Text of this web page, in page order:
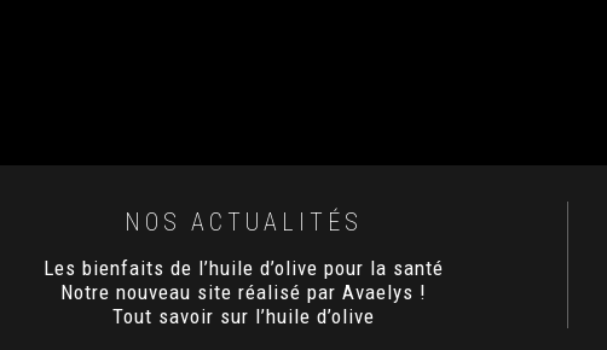
NOS ACTUALITÉS
Les bienfaits de l’huile d’olive pour la santé
Notre nouveau site réalisé par Avaelys !
Tout savoir sur l’huile d’olive